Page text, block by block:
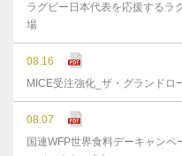
ラグビー日本代表を応援するラ
場
08.16
MICE受注強化_ザ・グランドロ
08.07
国連WFP世界食料デーキャン